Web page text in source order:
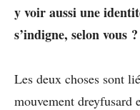
y voir aussi une
s’indigne, selon vous ?
Les deux choses sont
mouvement dreyfusard